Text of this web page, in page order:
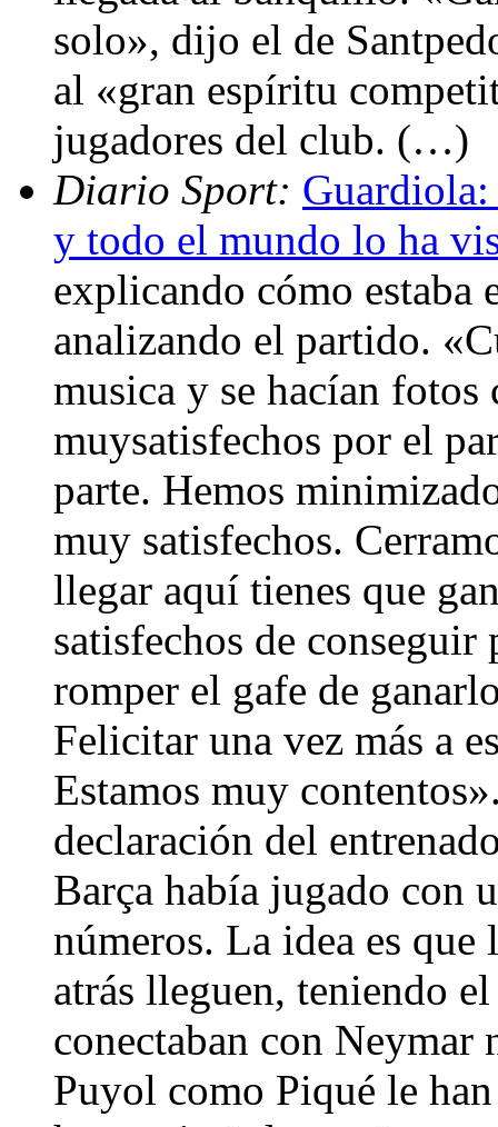
solo», dijo el de
al «gran espíritu
jugadores del club. (…)
Diario Sport:
y todo el mundo lo ha
explicando cómo estaba
analizando el partido.
musica y se hacían fotos
muysatisfechos por el
parte. Hemos
muy satisfechos.
llegar aquí tienes que
satisfechos de
romper el gafe de
Felicitar una vez más a
Estamos muy
declaración del
Barça había jugado con
números. La idea es que
atrás lleguen, teniendo
conectaban con Neymar
Puyol como Piqué le